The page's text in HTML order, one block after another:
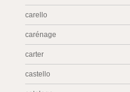
carello
carénage
carter
castello